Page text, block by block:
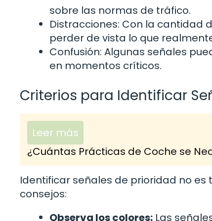
sobre las normas de tráfico.
Distracciones: Con la cantidad
perder de vista lo que
Confusión: Algunas señales
en momentos críticos.
Criterios para Identificar
Leer más
¿Cuántas Prácticas de Coche se
Identificar señales de prioridad no
consejos:
Observa los colores: Las